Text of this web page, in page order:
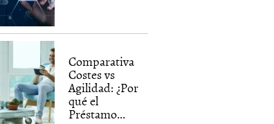
Comparativa
Costes vs
Agilidad: ¿Por
qué el
Préstamo...